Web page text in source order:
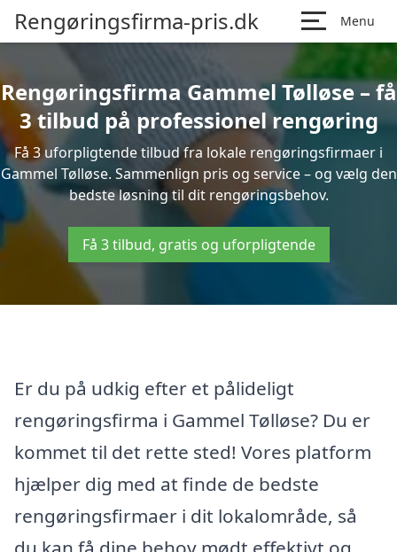
Rengøringsfirma-pris.dk Menu
Rengøringsfirma Gammel Tølløse – få
3 tilbud på professionel rengøring
Få 3 uforpligtende tilbud fra lokale rengøringsfirmaer i
Gammel Tølløse. Sammenlign pris og service – og vælg den
bedste løsning til dit rengøringsbehov.
Få 3 tilbud, gratis og uforpligtende
Er du på udkig efter et pålideligt
rengøringsfirma i Gammel Tølløse? Du er
kommet til det rette sted! Vores platform
hjælper dig med at finde de bedste
rengøringsfirmaer i dit lokalområde, så